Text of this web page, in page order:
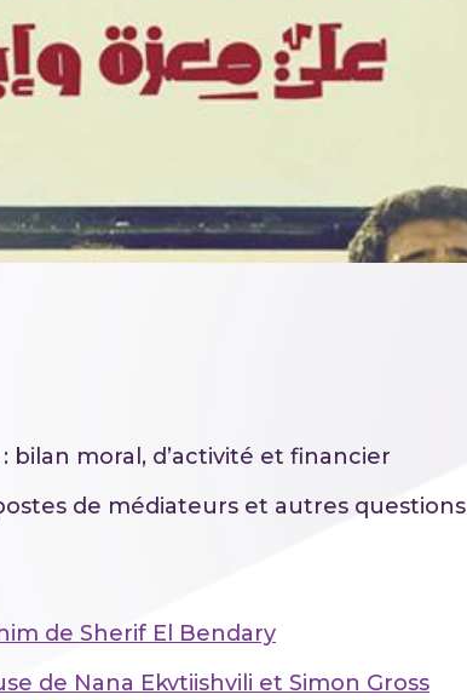
bilan moral, d’activité et financier
de médiateurs et autres questions
de Sherif El Bendary
de Nana Ekvtiishvili et Simon Gross